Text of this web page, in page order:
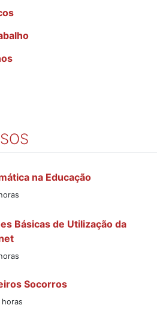
na Educação
Básicas de Utilização da
Socorros
horas